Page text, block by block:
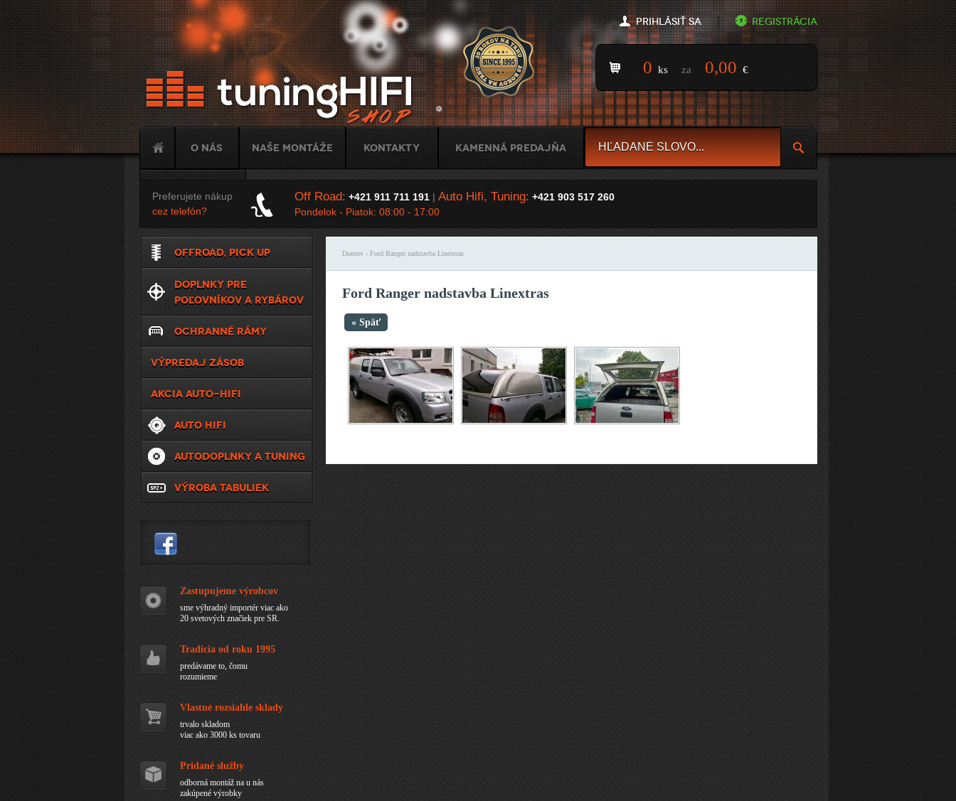
Jump to Navigation
Prihlásiť sa
Registrácia
0 ks za 0,00 €
O nás Naše montáže Kontakty Kamenná predajňa
Tuning
Preferujete nákup
cez telefón?
Off Road: +421 911 711 191| Auto Hifi, Tuning: +421 903 517 260
Pondelok - Piatok: 08:00 - 17:00
Domov› Ford Ranger nadstavba Linextras
Ford Ranger nadstavba Linextras
« Späť
OFFROAD, PICK UP
DOPLNKY PRE
POĽOVNÍKOV A RYBÁROV
OCHRANNÉ RÁMY
VÝPREDAJ ZÁSOB
AKCIA AUTO-HIFI
AUTO HIFI
AUTODOPLNKY A TUNING
VÝROBA TABULIEK
Zastupujeme výrobcov
sme výhradný importér viac ako
20 svetových značiek pre SR.
Tradícia od roku 1995
predávame to, čomu
rozumieme
Vlastné rozsiahle sklady
trvalo skladom
viac ako 3000 ks tovaru
Pridané služby
odborná montáž na u nás
zakúpené výrobky